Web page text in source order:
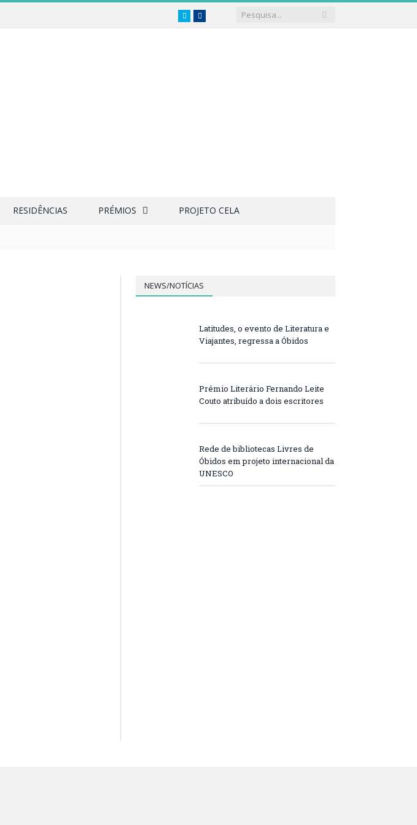
TwitterFacebook
RESIDÊNCIAS PRÉMIOS PROJETO CELA
NEWS/NOTÍCIAS
Latitudes, o evento de Literatura e
Viajantes, regressa a Óbidos
Prémio Literário Fernando Leite
Couto atribuído a dois escritores
Rede de bibliotecas Livres de
Óbidos em projeto internacional da
UNESCO